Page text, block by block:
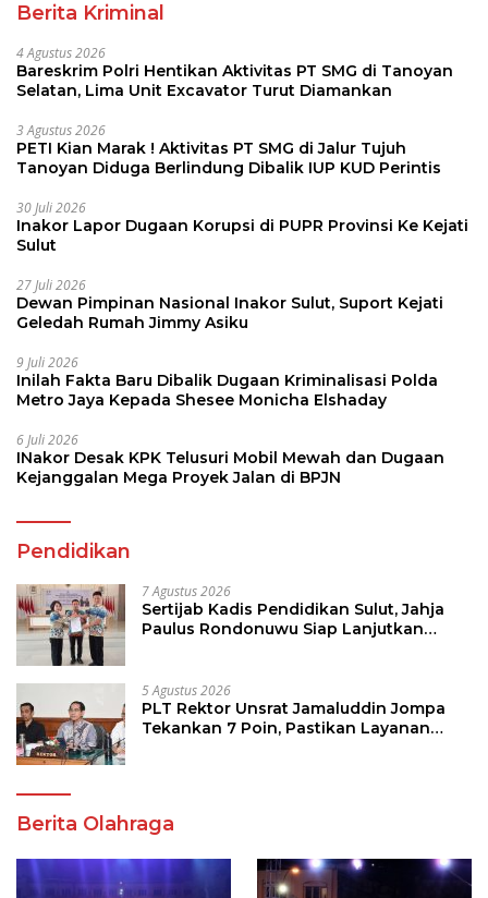
Berita Kriminal
4 Agustus 2026
Bareskrim Polri Hentikan Aktivitas PT SMG di Tanoyan
Selatan, Lima Unit Excavator Turut Diamankan
3 Agustus 2026
PETI Kian Marak ! Aktivitas PT SMG di Jalur Tujuh
Tanoyan Diduga Berlindung Dibalik IUP KUD Perintis
30 Juli 2026
Inakor Lapor Dugaan Korupsi di PUPR Provinsi Ke Kejati
Sulut
27 Juli 2026
Dewan Pimpinan Nasional Inakor Sulut, Suport Kejati
Geledah Rumah Jimmy Asiku
9 Juli 2026
Inilah Fakta Baru Dibalik Dugaan Kriminalisasi Polda
Metro Jaya Kepada Shesee Monicha Elshaday
6 Juli 2026
INakor Desak KPK Telusuri Mobil Mewah dan Dugaan
Kejanggalan Mega Proyek Jalan di BPJN
Pendidikan
7 Agustus 2026
Sertijab Kadis Pendidikan Sulut, Jahja
Paulus Rondonuwu Siap Lanjutkan
5 Agustus 2026
PLT Rektor Unsrat Jamaluddin Jompa
Tekankan 7 Poin, Pastikan Layanan
Berita Olahraga